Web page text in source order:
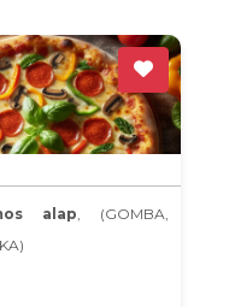
alap, (GOMBA,